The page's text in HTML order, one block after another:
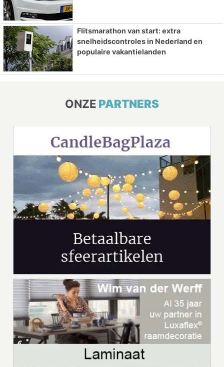
Flitsmarathon van start: extra
snelheidscontroles in Nederland en
populaire vakantielanden
ONZE PARTNERS